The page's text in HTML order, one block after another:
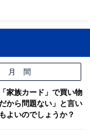
月 間
家族カード」で買い物
から問題ない」と言い
よいのでしょうか？